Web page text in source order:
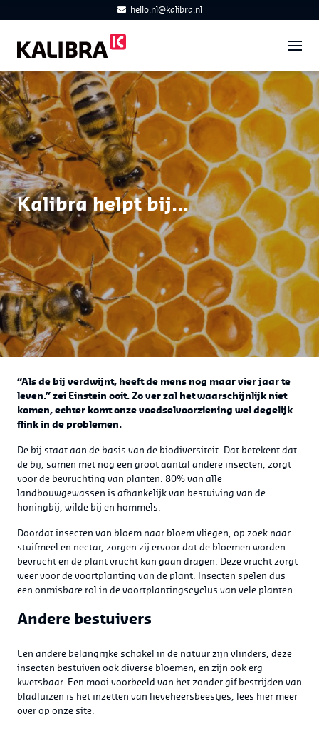
hello.nl@kalibra.nl
Kalibra helpt bij...
“Als de bij verdwijnt, heeft de mens nog maar vier jaar te
leven.” zei Einstein ooit. Zo ver zal het waarschijnlijk niet
komen, echter komt onze voedselvoorziening wel degelijk
flink in de problemen.
De bij staat aan de basis van de biodiversiteit. Dat betekent dat
de bij, samen met nog een groot aantal andere insecten, zorgt
voor de bevruchting van planten. 80% van alle
landbouwgewassen is afhankelijk van bestuiving van de
honingbij, wilde bij en hommels.
Doordat insecten van bloem naar bloem vliegen, op zoek naar
stuifmeel en nectar, zorgen zij ervoor dat de bloemen worden
bevrucht en de plant vrucht kan gaan dragen. Deze vrucht zorgt
weer voor de voortplanting van de plant. Insecten spelen dus
een onmisbare rol in de voortplantingscyclus van vele planten.
Andere bestuivers
Een andere belangrijke schakel in de natuur zijn vlinders, deze
insecten bestuiven ook diverse bloemen, en zijn ook erg
kwetsbaar. Een mooi voorbeeld van het zonder gif bestrijden van
bladluizen is het inzetten van lieveheersbeestjes, lees hier meer
over op onze site.